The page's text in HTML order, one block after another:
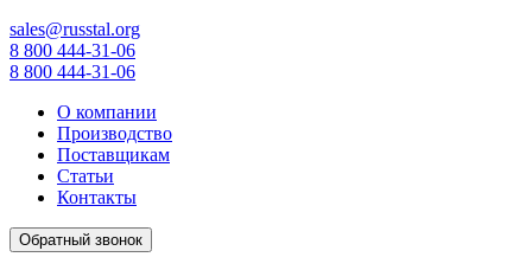
sales@russtal.org
8 800 444-31-06
8 800 444-31-06
О компании
Производство
Поставщикам
Статьи
Контакты
Обратный звонок